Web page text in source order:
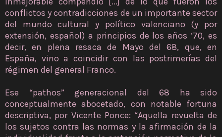
conflictos y contradicciones de un importante sector
del mundo cultural y político valenciano (y por
extensión, español) a principios de los años ‘70, es
decir, en plena resaca de Mayo del 68, que, en
España, vino a coincidir con las postrimerías del
régimen del general Franco.
Ese “pathos” generacional del 68 ha sido
conceptualmente abocetado, con notable fortuna
descriptiva, por Vicente Ponce: “Aquella revuelta de
los sujetos contra las normas y la afirmación de la